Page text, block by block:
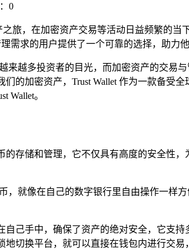
0
之旅，在加密资产交易等活动日益频繁的当
求的用户提供了一个可靠的选择，助力
来越多投资者的目光，而加密资产的交易
的加密资产，Trust Wallet 作为一款备受
Wallet。
存储和管理，它不仅具有高度的安全性
，就像在自己的数字银行里自由操作一样
己手中，确保了资产的绝对安全，它支
切换平台，就可以直接在钱包内进行交易